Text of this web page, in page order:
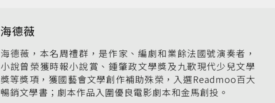
海德薇
海德薇，本名周禮群，是作家、編劇和業餘法國號演奏者，
小說曾榮獲時報小說賞、鍾肇政文學獎及九歌現代少兒文學
獎等獎項，獲國藝會文學創作補助殊榮，入選Readmoo百大
暢銷文學書；劇本作品入圍優良電影劇本和金馬創投。